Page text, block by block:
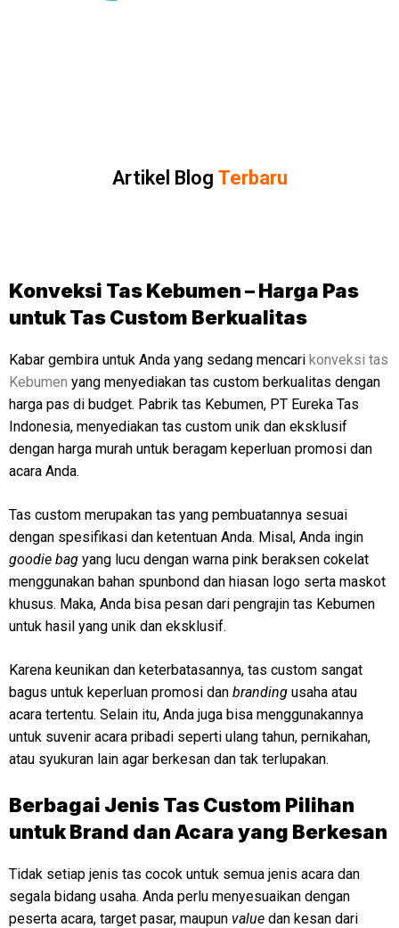
Artikel Blog Terbaru
Konveksi Tas Kebumen – Harga Pas
untuk Tas Custom Berkualitas
Kabar gembira untuk Anda yang sedang mencari konveksi tas
Kebumen yang menyediakan tas custom berkualitas dengan
harga pas di budget. Pabrik tas Kebumen, PT Eureka Tas
Indonesia, menyediakan tas custom unik dan eksklusif
dengan harga murah untuk beragam keperluan promosi dan
acara Anda.
Tas custom merupakan tas yang pembuatannya sesuai
dengan spesifikasi dan ketentuan Anda. Misal, Anda ingin
goodie bag yang lucu dengan warna pink beraksen cokelat
menggunakan bahan spunbond dan hiasan logo serta maskot
khusus. Maka, Anda bisa pesan dari pengrajin tas Kebumen
untuk hasil yang unik dan eksklusif.
Karena keunikan dan keterbatasannya, tas custom sangat
bagus untuk keperluan promosi dan branding usaha atau
acara tertentu. Selain itu, Anda juga bisa menggunakannya
untuk suvenir acara pribadi seperti ulang tahun, pernikahan,
atau syukuran lain agar berkesan dan tak terlupakan.
Berbagai Jenis Tas Custom Pilihan
untuk Brand dan Acara yang Berkesan
Tidak setiap jenis tas cocok untuk semua jenis acara dan
segala bidang usaha. Anda perlu menyesuaikan dengan
peserta acara, target pasar, maupun value dan kesan dari